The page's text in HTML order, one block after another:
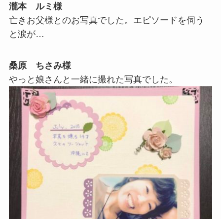
瀧本 ルミ様
亡きお父様とのお写真でした。エピソードを伺う
と涙が…
桑原 ちさみ様
やっと娘さんと一緒に撮れた写真でした。